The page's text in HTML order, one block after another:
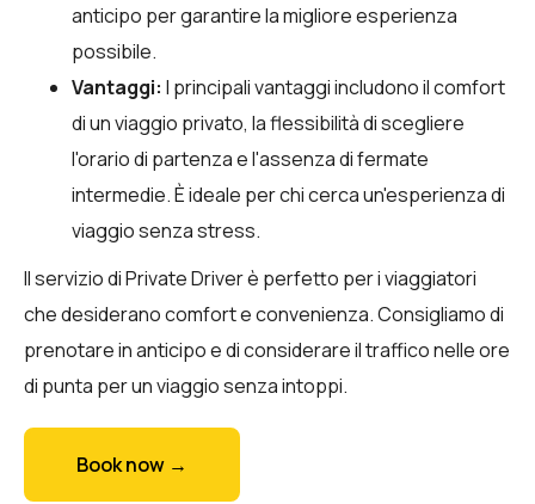
anticipo per garantire la migliore esperienza
possibile.
Vantaggi: I principali vantaggi includono il comfort
di un viaggio privato, la flessibilità di scegliere
l'orario di partenza e l'assenza di fermate
intermedie. È ideale per chi cerca un'esperienza di
viaggio senza stress.
Il servizio di Private Driver è perfetto per i viaggiatori
che desiderano comfort e convenienza. Consigliamo di
prenotare in anticipo e di considerare il traffico nelle ore
di punta per un viaggio senza intoppi.
Book now →